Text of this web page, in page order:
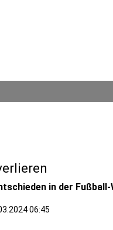
in der
06:45